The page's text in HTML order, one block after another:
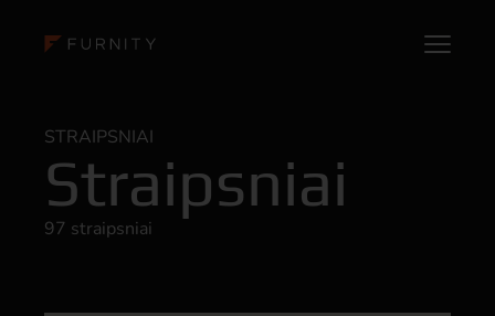
STRAIPSNIAI
Straipsniai
97 straipsniai